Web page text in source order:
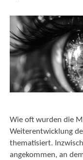
Wie oft wurden die
Weiterentwicklung
thematisiert.
angekommen, an